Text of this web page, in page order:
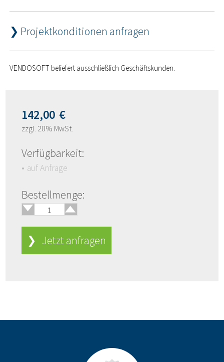
❯ Projektkonditionen anfragen
VENDOSOFT beliefert ausschließlich Geschäftskunden.
142,00 €
zzgl. 20% MwSt.
Verfügbarkeit:
auf Anfrage
Bestellmenge:
🢓
🢑
❯ Jetzt anfragen